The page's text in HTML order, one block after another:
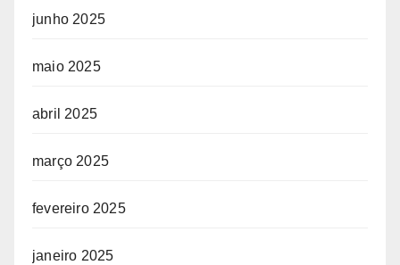
junho 2025
maio 2025
abril 2025
março 2025
fevereiro 2025
janeiro 2025